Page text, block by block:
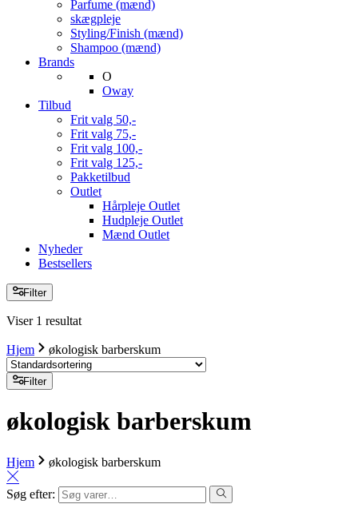
Parfume (mænd)
skægpleje
Styling/Finish (mænd)
Shampoo (mænd)
Brands
O
Oway
Tilbud
Frit valg 50,-
Frit valg 75,-
Frit valg 100,-
Frit valg 125,-
Pakketilbud
Outlet
Hårpleje Outlet
Hudpleje Outlet
Mænd Outlet
Nyheder
Bestsellers
Filter
Viser 1 resultat
Hjem økologisk barberskum
Filter
økologisk barberskum
Hjem økologisk barberskum
Søg efter: